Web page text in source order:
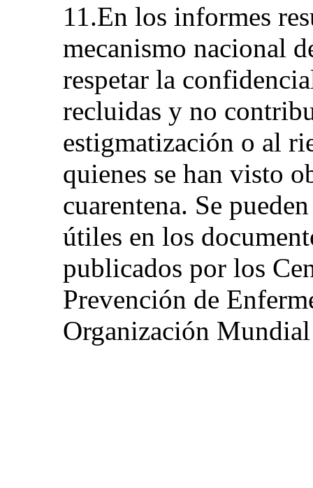
11.En los informes
mecanismo nacional
respetar la
recluidas y no
estigmatización o al
quienes se han visto
cuarentena. Se
útiles en los
publicados por los
Prevención de
Organización